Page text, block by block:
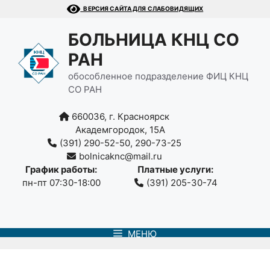
ВЕРСИЯ САЙТА ДЛЯ СЛАБОВИДЯЩИХ
БОЛЬНИЦА КНЦ СО
РАН
обособленное подразделение ФИЦ КНЦ
СО РАН
660036, г. Красноярск
Академгородок, 15А
(391) 290-52-50, 290-73-25
bolnicaknc@mail.ru
График работы:
пн-пт 07:30-18:00
Платные услуги:
(391) 205-30-74
МЕНЮ